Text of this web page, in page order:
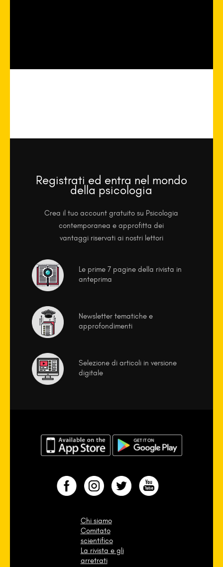
Registrati ed entra nel mondo
della psicologia
Crea il tuo account gratuito su Psicologia
contemporanea e approfitta dei
vantaggi riservati ai nostri lettori
Le prime 7 pagine della rivista in
anteprima
Newsletter tematiche e
approfondimenti
Selezione di articoli in versione
digitale
Chi siamo
Comitato
scientifico
La rivista e gli
arretrati